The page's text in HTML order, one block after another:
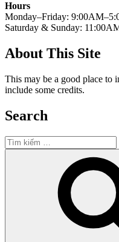
Hours
Monday–Friday:
Saturday & Sunday:
About This Site
This may be a good place to
include some credits.
Search
Tìm
kiếm: